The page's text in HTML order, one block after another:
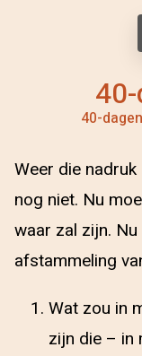
40-
Weer die
nog niet. Nu
waar zal zijn.
afstammeling
Wat zou in
zijn die – in